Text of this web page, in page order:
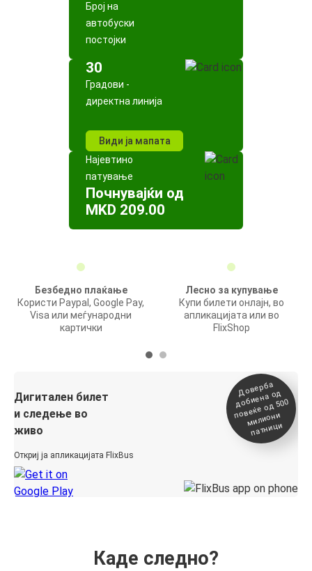
Број на
автобуски
постојки
30
Градови -
директна линија
Види ја мапата
Најевтино
патување
Почнувајќи од
MKD 209.00
Безбедно плаќање
Користи Paypal, Google Pay,
Visa или меѓународни
картички
Лесно за купување
Купи билети онлајн, во
апликацијата или во
FlixShop
Дигитален билет
и следење во
живо
Откриј ја апликацијата FlixBus
Доверба
добиена о
д
повеќе о
д 500
милиони
патници
Каде следно?